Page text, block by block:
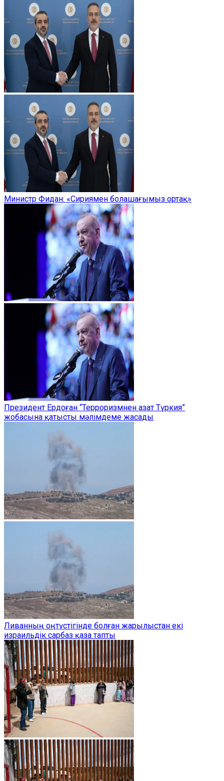
Министр Фидан: «Сириямен болашағымыз ортақ»
Президент Ердоған “Терроризмнен азат Түркия”
жобасына қатысты мәлімдеме жасады
Ливанның оңтүстігінде болған жарылыстан екі
израильдік сарбаз қаза тапты